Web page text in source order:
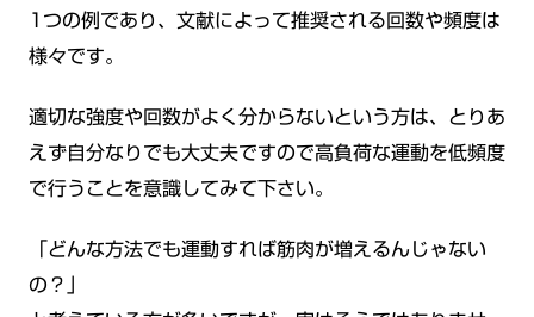
1つの例であり、文献によって推奨される回数や頻度は
様々です。
適切な強度や回数がよく分からないという方は、とりあ
えず自分なりでも大丈夫ですので高負荷な運動を低頻度
で行うことを意識してみて下さい。
「どんな方法でも運動すれば筋肉が増えるんじゃない
の？」